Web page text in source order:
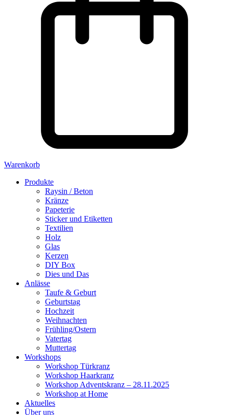
Warenkorb
Produkte
Raysin / Beton
Kränze
Papeterie
Sticker und Etiketten
Textilien
Holz
Glas
Kerzen
DIY Box
Dies und Das
Anlässe
Taufe & Geburt
Geburtstag
Hochzeit
Weihnachten
Frühling/Ostern
Vatertag
Muttertag
Workshops
Workshop Türkranz
Workshop Haarkranz
Workshop Adventskranz – 28.11.2025
Workshop at Home
Aktuelles
Über uns